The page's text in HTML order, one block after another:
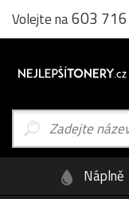
Volejte na603
Náplně